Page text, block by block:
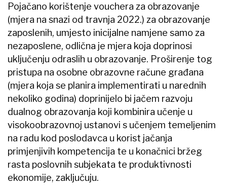
Pojačano korištenje vouchera za obrazovanje
(mjera na snazi od travnja 2022.) za obrazovanje
zaposlenih, umjesto inicijalne namjene samo za
nezaposlene, odlična je mjera koja doprinosi
uključenju odraslih u obrazovanje. Proširenje tog
pristupa na osobne obrazovne račune građana
(mjera koja se planira implementirati u narednih
nekoliko godina) doprinijelo bi jačem razvoju
dualnog obrazovanja koji kombinira učenje u
visokoobrazovnoj ustanovi s učenjem temeljenim
na radu kod poslodavca u korist jačanja
primjenjivih kompetencija te u konačnici bržeg
rasta poslovnih subjekata te produktivnosti
ekonomije, zaključuju.